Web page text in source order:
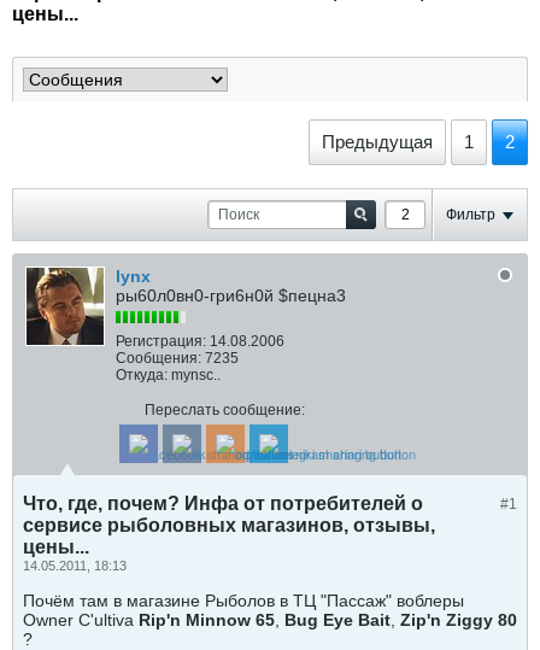
цены...
Предыдущая 1 2
Фильтр
lynx
ры60л0вн0-гри6н0й $пецна3
Регистрация: 14.08.2006
Сообщения: 7235
Откуда: mynsc..
Переслать сообщение:
#1
Что, где, почем? Инфа от потребителей о
сервисе рыболовных магазинов, отзывы,
цены...
14.05.2011, 18:13
Почём там в магазине Рыболов в ТЦ "Пассаж" воблеры
Owner C'ultiva Rip'n Minnow 65 Bug Eye Bait Zip'n Ziggy 80
?